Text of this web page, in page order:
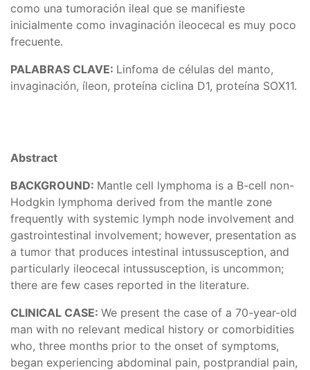
como una tumoración ileal que se manifieste
inicialmente como invaginación ileocecal es muy poco
frecuente.
PALABRAS CLAVE: Linfoma de células del manto,
invaginación, íleon, proteína ciclina D1, proteína SOX11.
Abstract
BACKGROUND: Mantle cell lymphoma is a B-cell non-
Hodgkin lymphoma derived from the mantle zone
frequently with systemic lymph node involvement and
gastrointestinal involvement; however, presentation as
a tumor that produces intestinal intussusception, and
particularly ileocecal intussusception, is uncommon;
there are few cases reported in the literature.
CLINICAL CASE: We present the case of a 70-year-old
man with no relevant medical history or comorbidities
who, three months prior to the onset of symptoms,
began experiencing abdominal pain, postprandial pain,